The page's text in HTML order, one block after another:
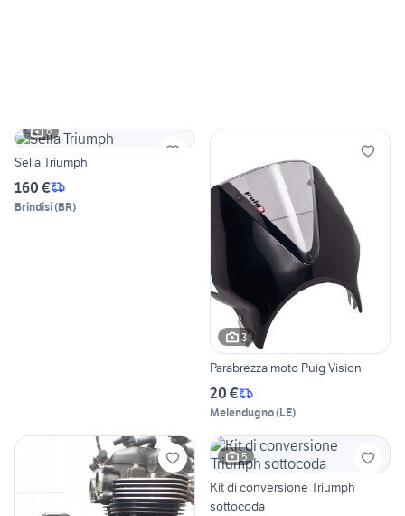
6
Sella Triumph
160 €
Brindisi(BR)
3
Parabrezza moto Puig Vision
20 €
Melendugno(LE)
5
Kit di conversione Triumph
sottocoda